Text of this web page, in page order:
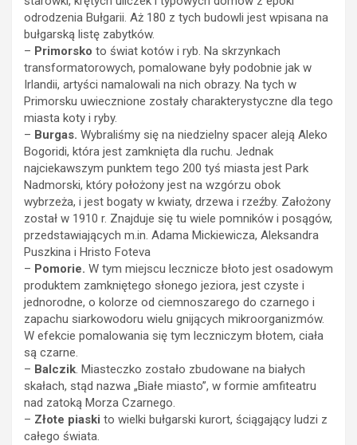
odrodzenia Bułgarii. Aż 180 z tych budowli jest wpisana na
bułgarską listę zabytków.
– Primorsko to świat kotów i ryb. Na skrzynkach
transformatorowych, pomalowane były podobnie jak w
Irlandii, artyści namalowali na nich obrazy. Na tych w
Primorsku uwiecznione zostały charakterystyczne dla tego
miasta koty i ryby.
– Burgas. Wybraliśmy się na niedzielny spacer aleją Aleko
Bogoridi, która jest zamknięta dla ruchu. Jednak
najciekawszym punktem tego 200 tyś miasta jest Park
Nadmorski, który położony jest na wzgórzu obok
wybrzeża, i jest bogaty w kwiaty, drzewa i rzeźby. Założony
został w 1910 r. Znajduje się tu wiele pomników i posągów,
przedstawiających m.in. Adama Mickiewicza, Aleksandra
Puszkina i Hristo Foteva
– Pomorie. W tym miejscu lecznicze błoto jest osadowym
produktem zamkniętego słonego jeziora, jest czyste i
jednorodne, o kolorze od ciemnoszarego do czarnego i
zapachu siarkowodoru wielu gnijących mikroorganizmów.
W efekcie pomalowania się tym leczniczym błotem, ciała
są czarne.
– Balczik. Miasteczko zostało zbudowane na białych
skałach, stąd nazwa „Białe miasto”, w formie amfiteatru
nad zatoką Morza Czarnego.
– Złote piaski to wielki bułgarski kurort, ściągający ludzi z
całego świata.